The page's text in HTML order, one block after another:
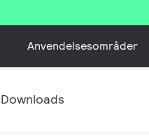
Anvendelsesområder
Downloads